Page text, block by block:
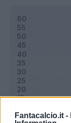
Fantacalcio.it -